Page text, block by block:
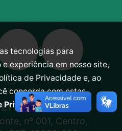
nº 001, Centro,
tecnologias para
experiência em nosso site,
de Privacidade e, ao
concorda com estas
Privacidade.